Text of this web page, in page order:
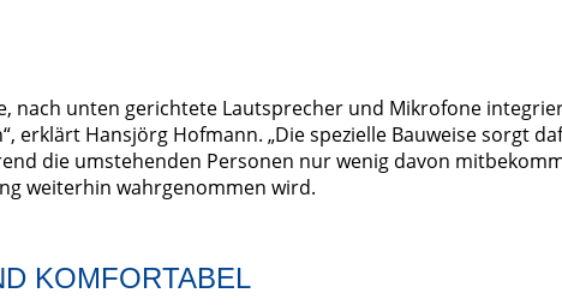
nach unten gerichtete Lautsprecher und Mikrofone
erklärt Hansjörg Hofmann. „Die spezielle Bauweise sorgt
die umstehenden Personen nur wenig davon
weiterhin wahrgenommen wird.
KOMFORTABEL